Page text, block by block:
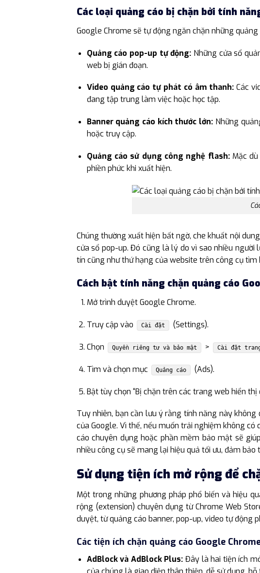
Các loại quảng cáo bị chặn bởi tính
Google Chrome sẽ tự động ngăn chặn những
Quảng cáo pop-up tự động: Những cửa sổ
web bị gián đoạn.
Video quảng cáo tự phát có âm thanh: Các
đang tập trung làm việc hoặc học tập.
Banner quảng cáo kích thước lớn: Những
hoặc truy cập.
Quảng cáo sử dụng công nghệ flash:Mặc dù
phiền phức khi xuất hiện.
Chúng thường xuất hiện bất ngờ, che khuất nội
cửa sổ pop-up. Đó cũng là lý do vì sao nhiều người
tín cũng như thứ hạng của website trên công cụ tìm
Cách bật tính năng chặn quảng cáo
Mở trình duyệt Google Chrome.
Truy cập vào Cài đặt (Settings).
Chọn Quyền riêng tư và bảo mật > Cài đặt
Tìm và chọn mục Quảng cáo (Ads).
Bật tùy chọn “Bị chặn trên các trang web hiển thị
Tuy nhiên, bạn cần lưu ý rằng tính năng này không
của Google. Vì thế, nếu muốn trải nghiệm không có
cáo chuyên dụng hoặc phần mềm bảo mật sẽ
nhiều công cụ sẽ mang lại hiệu quả tối ưu, đảm
Sử dụng tiện ích mở rộng để
Một trong những phương pháp phổ biến và hiệu
rộng (extension) chuyên dụng từ Chrome Web
duyệt, từ quảng cáo banner, pop-up, video tự động
Các tiện ích chặn quảng cáo Google
AdBlock và AdBlock Plus: Đây là hai tiện ích